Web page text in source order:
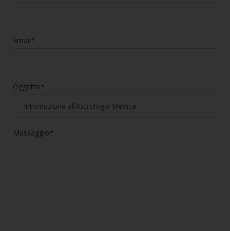
Email*
Oggetto*
Messaggio*